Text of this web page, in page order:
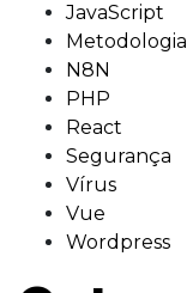
JavaScript
N8N
PHP
React
Segurança
Vírus
Vue
Wordpress